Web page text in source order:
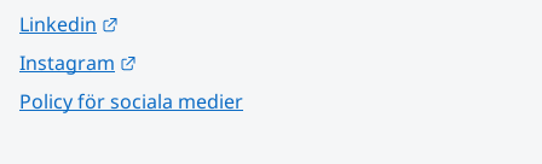
Linkedin
Instagram
Policy för sociala medier